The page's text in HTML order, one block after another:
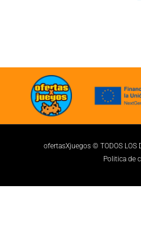
ofertasXjuegos © TODOS LOS
Politica de